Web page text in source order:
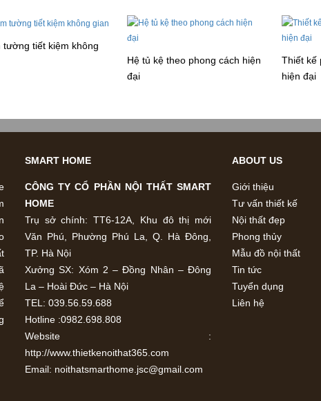
tường tiết kiệm không
Hệ tủ kệ theo phong cách hiện
đại
Thiết kế
hiện đại
SMART HOME
CÔNG TY CỔ PHẦN NỘI THẤT SMART
HOME
Trụ sở chính: TT6-12A, Khu đô thị mới
Văn Phú, Phường Phú La, Q. Hà Đông,
TP. Hà Nội
Xưởng SX: Xóm 2 – Đồng Nhân – Đông
La – Hoài Đức – Hà Nội
TEL: 039.56.59.688
Hotline :0982.698.808
Website :
http://www.thietkenoithat365.com
Email: noithatsmarthome.jsc@gmail.com
ABOUT US
Giới thiệu
Tư vấn thiết kế
Nội thất đẹp
Phong thủy
Mẫu đồ nội thất
Tin tức
Tuyển dụng
Liên hệ